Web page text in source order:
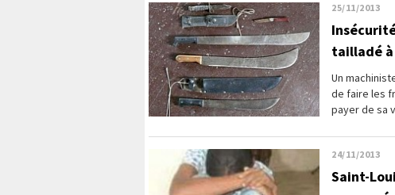
25/11/2013
tailladé
Un
de faire les
payer de sa
24/11/2013
Saint-